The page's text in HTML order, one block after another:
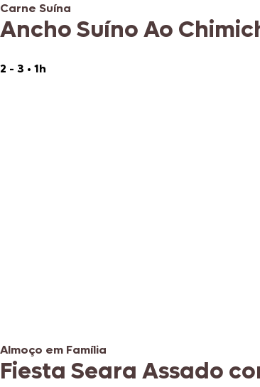
Carne Suína
Ancho Suíno Ao
2 - 3 • 1h
Almoço em Família
Fiesta Seara Assado